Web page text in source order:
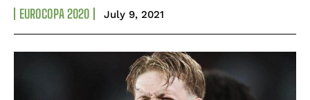
EUROCOPA 2020 July 9, 2021